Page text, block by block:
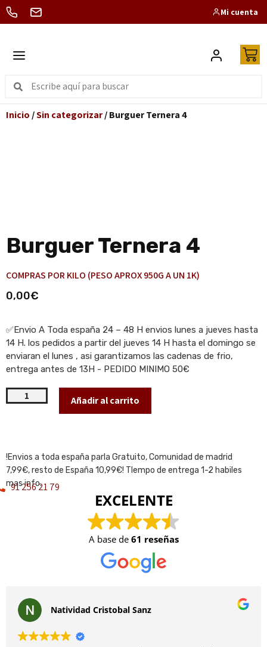
Mi cuenta
Inicio /Sin categorizar/ Burguer Ternera 4
Burguer Ternera 4
COMPRAS POR KILO (PESO APROX 950G A UN 1K)
0,00€
✅Envio A Toda españa 24 – 48 H envios lunes a jueves hasta
14 H. los pedidos a partir del jueves 14 H hasta el domingo se
enviaran el lunes , asi garantizamos las cadenas de frio,
entrega antes de 13H - PEDIDO MINIMO 50€
Añadir al carrito
!Envios a toda españa parla Gratuito, Comunidad de madrid
7,99€, resto de España 10,99€! TIempo de entrega 1-2 habiles
mas info.
91 256 21 79
EXCELENTE
A base de 61 reseñas
Natividad Cristobal Sanz